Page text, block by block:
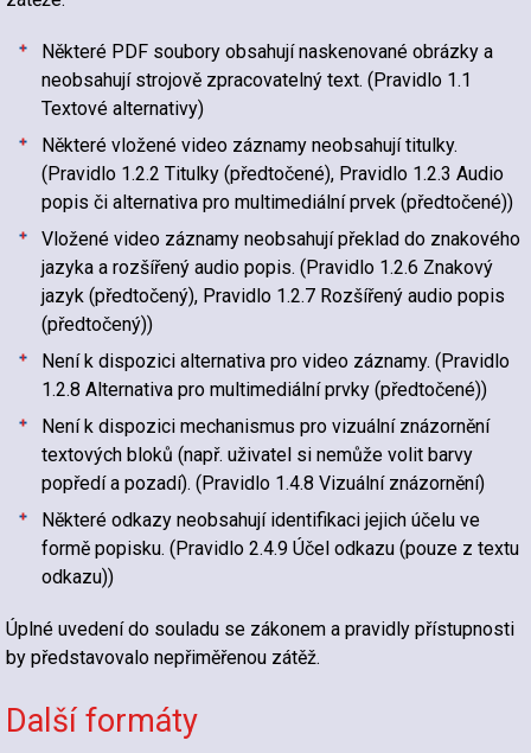
Některé PDF soubory obsahují naskenované obrázky a
neobsahují strojově zpracovatelný text. (Pravidlo 1.1
Textové alternativy)
Některé vložené video záznamy neobsahují titulky.
(Pravidlo 1.2.2 Titulky (předtočené), Pravidlo 1.2.3 Audio
popis či alternativa pro multimediální prvek (předtočené))
Vložené video záznamy neobsahují překlad do znakového
jazyka a rozšířený audio popis. (Pravidlo 1.2.6 Znakový
jazyk (předtočený), Pravidlo 1.2.7 Rozšířený audio popis
(předtočený))
Není k dispozici alternativa pro video záznamy. (Pravidlo
1.2.8 Alternativa pro multimediální prvky (předtočené))
Není k dispozici mechanismus pro vizuální znázornění
textových bloků (např. uživatel si nemůže volit barvy
popředí a pozadí). (Pravidlo 1.4.8 Vizuální znázornění)
Některé odkazy neobsahují identifikaci jejich účelu ve
formě popisku. (Pravidlo 2.4.9 Účel odkazu (pouze z textu
odkazu))
Úplné uvedení do souladu se zákonem a pravidly přístupnosti
by představovalo nepřiměřenou zátěž.
Další formáty